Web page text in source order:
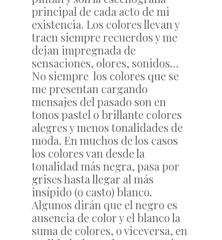
principal de cada acto de mi
existencia. Los colores llevan y
traen siempre recuerdos y me
dejan impregnada de
sensaciones, olores, sonidos…
No siempre los colores que se
me presentan cargando
mensajes del pasado son en
tonos pastel o brillante colores
alegres y menos tonalidades de
moda. En muchos de los casos
los colores van desde la
tonalidad más negra, pasa por
grises hasta llegar al más
insípido (o casto) blanco.
Algunos dirán que el negro es
ausencia de color y el blanco la
suma de colores, o viceversa, en